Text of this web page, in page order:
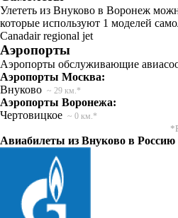
Улететь из Внуково в Воронеж
которые используют 1 моделей
Canadair regional jet
Аэропорты
Аэропорты обслуживающие
Аэропорты Москва:
Внуково ~ 29 км.*
Аэропорты Воронежа:
Чертовицкое ~ 0 км.*
Авиабилеты из Внуково в Россию